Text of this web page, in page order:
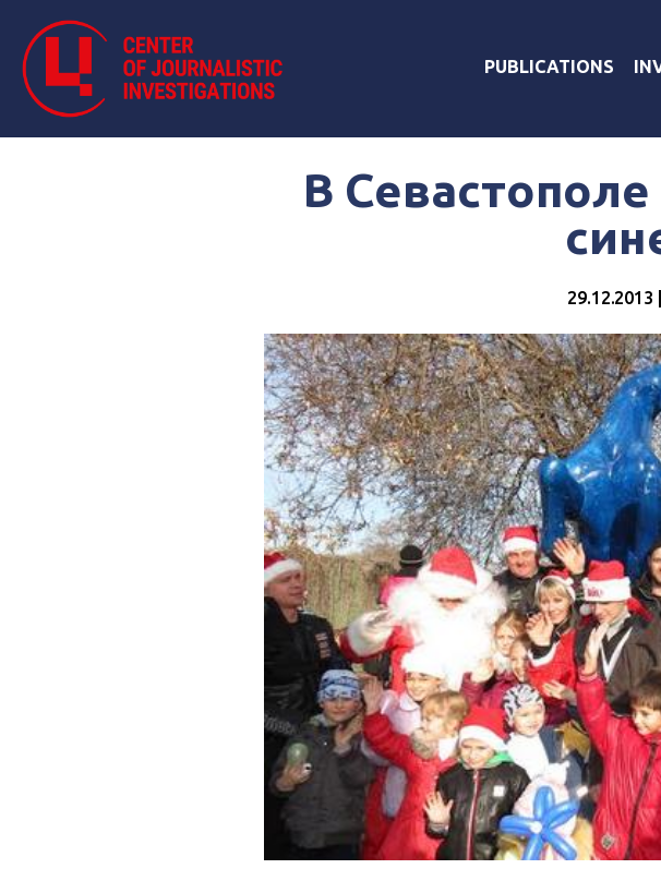
PUBLICATIONS
В
29.12.2013